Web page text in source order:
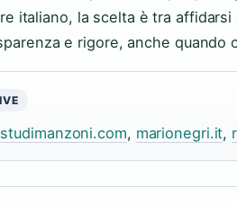
italiano, la scelta è tra
e rigore, anche quando
, marionegri.it,